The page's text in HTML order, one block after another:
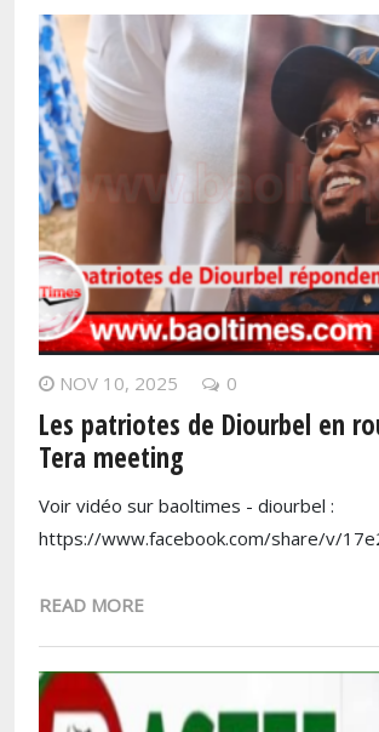
NOV 10, 2025 0
Les patriotes de Diourbel en
Tera meeting
Voir vidéo sur baoltimes - diourbel :
https://www.facebook.com/share/v/
READ MORE